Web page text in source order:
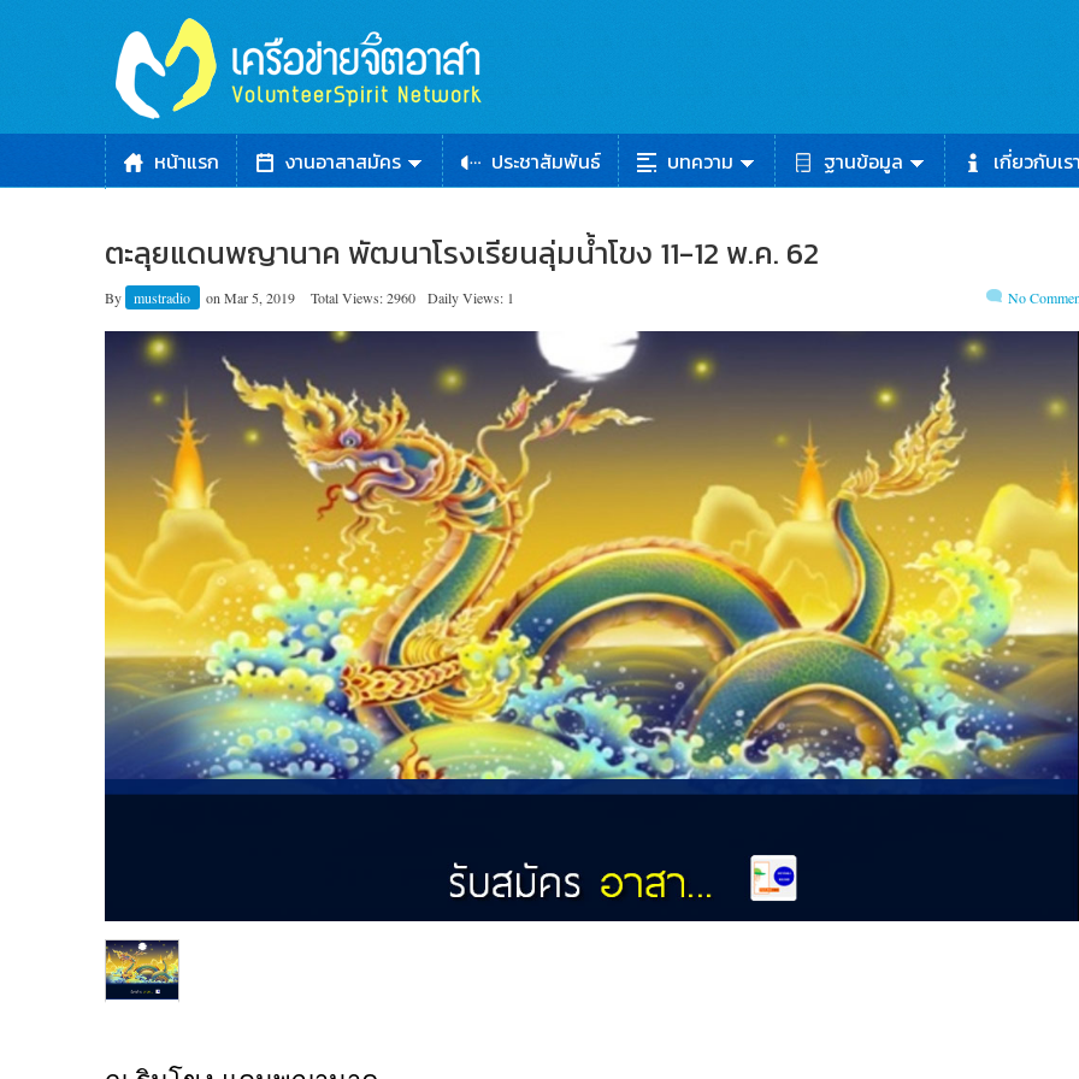
หน้าแรก งานอาสาสมัคร ประชาสัมพันธ์ บทความ ฐานข้อมูล เกี่ยวกับเร
ตะลุยแดนพญานาค พัฒนาโรงเรียนลุ่มน้ำโขง 11-12 พ.ค. 62
By mustradio on Mar 5, 2019 Total Views: 2960 Daily Views: 1 No